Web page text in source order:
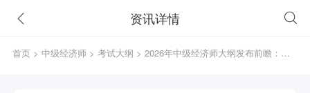
资讯详情
首页 > 中级经济师 > 考试大纲